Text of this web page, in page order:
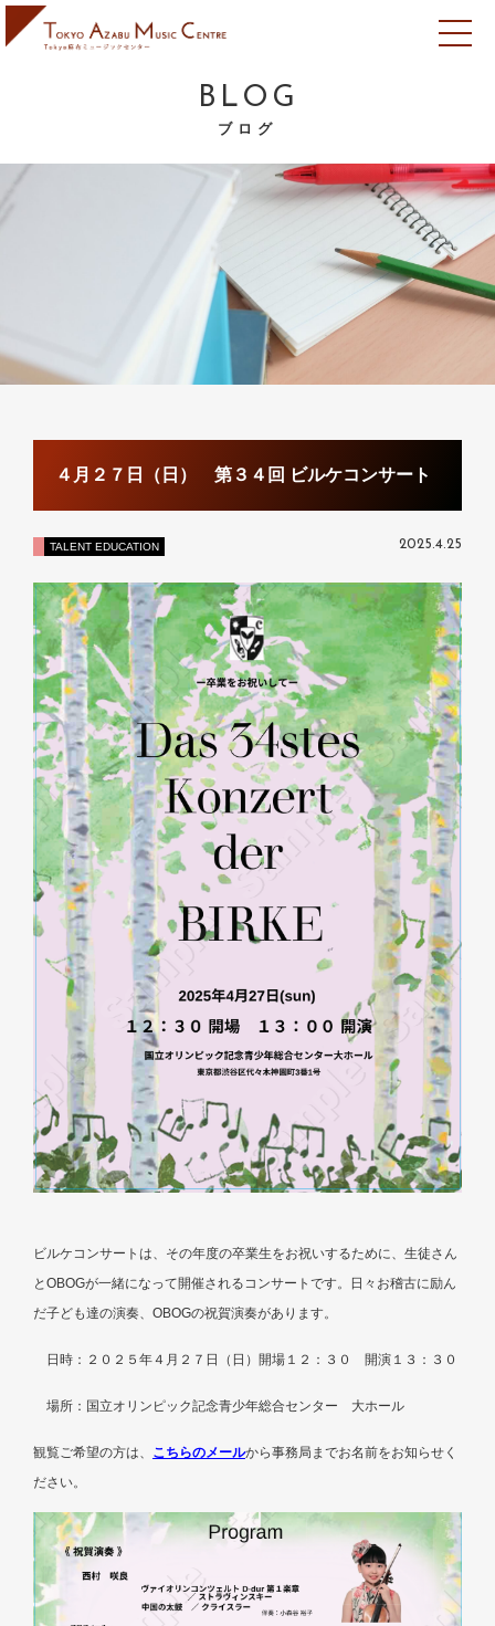
BLOG
ブログ
４月２７日（日） 第３４回 ビルケコンサート
TALENT EDUCATION 2025.4.25
ビルケコンサートは、その年度の卒業生をお祝いするために、生徒さん
とOBOGが一緒になって開催されるコンサートです。日々お稽古に励ん
だ子ども達の演奏、OBOGの祝賀演奏があります。
日時：２０２５年４月２７日（日）開場１２：３０ 開演１３：３０
場所：国立オリンピック記念青少年総合センター 大ホール
観覧ご希望の方は、 こちらのメールから事務局までお名前をお知らせく
ださい。